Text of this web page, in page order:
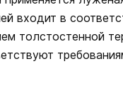
входит в
толстостенной